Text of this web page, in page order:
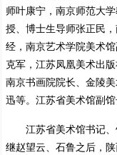
师叶康宁，南京师范大
授、博士生导师张正民
经，南京艺术学院美术
克军，江苏凤凰美术出
南京书画院院长、金陵
迅等。江苏省美术馆副馆
江苏省美术馆书记
继赵望云、石鲁之后，